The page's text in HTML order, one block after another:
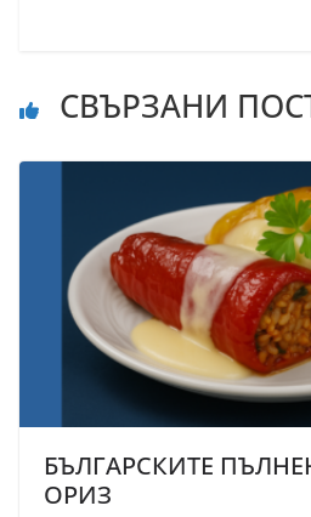
СВЪРЗАНИ
БЪЛГАРСКИТЕ
ОРИЗ